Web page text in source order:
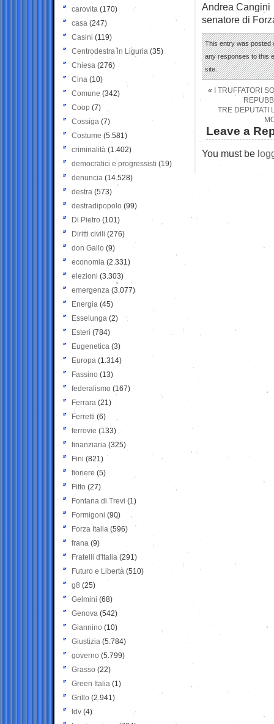
Andrea Cangini
senatore di
This entry was posted
any responses to this
site.
«
I TRUFFATORI
TRE DEPUTATI
Leave a
You must be
carovita (170)
casa (247)
Casini (119)
Centrodestra in Liguria (35)
Chiesa (276)
Cina (10)
Comune (342)
Coop (7)
Cossiga (7)
Costume (5.581)
criminalità (1.402)
democratici e progressisti (19)
denuncia (14.528)
destra (573)
destradipopolo (99)
Di Pietro (101)
Diritti civili (276)
don Gallo (9)
economia (2.331)
elezioni (3.303)
emergenza (3.077)
Energia (45)
Esselunga (2)
Esteri (784)
Eugenetica (3)
Europa (1.314)
Fassino (13)
federalismo (167)
Ferrara (21)
Ferretti (6)
ferrovie (133)
finanziaria (325)
Fini (821)
fioriere (5)
Fitto (27)
Fontana di Trevi (1)
Formigoni (90)
Forza Italia (596)
frana (9)
Fratelli d'Italia (291)
Futuro e Libertà (510)
g8 (25)
Gelmini (68)
Genova (542)
Giannino (10)
Giustizia (5.784)
governo (5.799)
Grasso (22)
Green Italia (1)
Grillo (2.941)
Idv (4)